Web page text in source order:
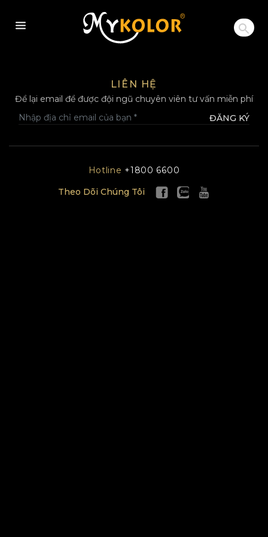
MYKOLOR
LIÊN HỆ
Để lại email để được đội ngũ chuyên viên tư vấn miễn phí
ĐĂNG KÝ
Hotline +1800 6600
Theo Dõi Chúng Tôi